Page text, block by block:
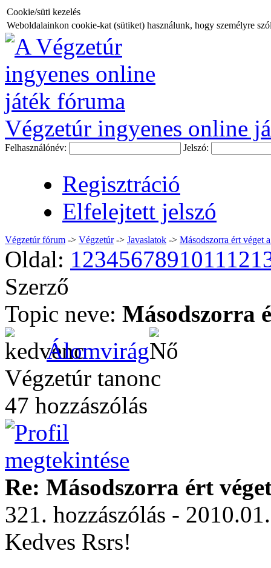
Cookie/süti kezelés
Weboldalainkon cookie-kat (sütiket) használunk, hogy személyre
Végzetúr ingyenes online
Felhasználónév: Jelszó:
Regisztráció
Elfelejtett jelszó
Végzetúr fórum -> Végzetúr-> Javaslatok -> Másodszorra ért véget
Oldal: 123456789101112
Szerző
Topic neve: Másodszorra
Álomvirág
Végzetúr tanonc
47 hozzászólás
Re: Másodszorra ért
321. hozzászólás -
Kedves Rsrs!